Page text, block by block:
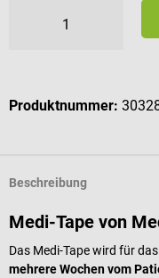
Produktnummer:
Beschreibung
Medi-Tape von
Das Medi-Tape wird für
mehrere Wochen vom